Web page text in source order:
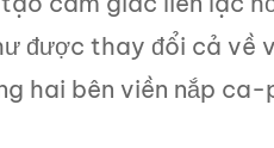
được thay đổi cả về
hai bên viền nắp